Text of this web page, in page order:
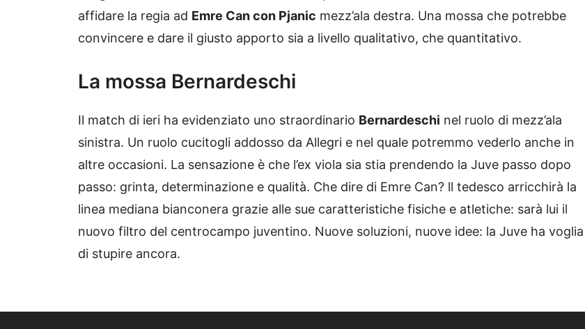
affidare la regia ad Emre Can con Pjanic mezz’ala destra. Una mossa che potrebbe
convincere e dare il giusto apporto sia a livello qualitativo, che quantitativo.
La mossa Bernardeschi
Il match di ieri ha evidenziato uno straordinario Bernardeschi nel ruolo di mezz’ala
sinistra. Un ruolo cucitogli addosso da Allegri e nel quale potremmo vederlo anche in
altre occasioni. La sensazione è che l’ex viola sia stia prendendo la Juve passo dopo
passo: grinta, determinazione e qualità. Che dire di Emre Can? ll tedesco arricchirà la
linea mediana bianconera grazie alle sue caratteristiche fisiche e atletiche: sarà lui il
nuovo filtro del centrocampo juventino. Nuove soluzioni, nuove idee: la Juve ha voglia
di stupire ancora.